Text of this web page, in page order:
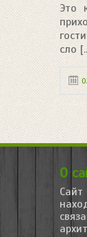
Это
сло
О
Сайт